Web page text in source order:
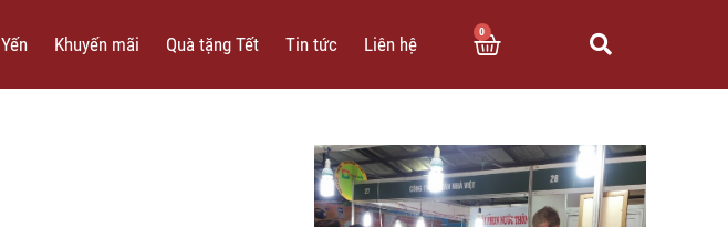
Khuyến mãi Quà tặng Tết Tin tức Liên hệ
0